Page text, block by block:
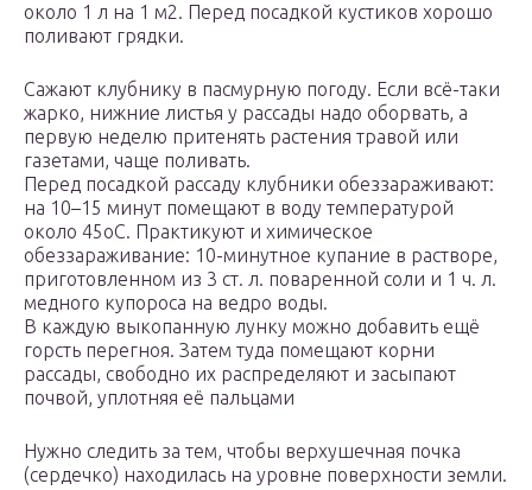
около 1 л на 1 м2. Перед посадкой кустиков хорошо
поливают грядки.
Сажают клубнику в пасмурную погоду. Если всё-таки
жарко, нижние листья у рассады надо оборвать, а
первую неделю притенять растения травой или
газетами, чаще поливать.
Перед посадкой рассаду клубники обеззараживают:
на 10–15 минут помещают в воду температурой
около 45оC. Практикуют и химическое
обеззараживание: 10-минутное купание в растворе,
приготовленном из 3 ст. л. поваренной соли и 1 ч. л.
медного купороса на ведро воды.
В каждую выкопанную лунку можно добавить ещё
горсть перегноя. Затем туда помещают корни
рассады, свободно их распределяют и засыпают
почвой, уплотняя её пальцами
Нужно следить за тем, чтобы верхушечная почка
(сердечко) находилась на уровне поверхности земли.